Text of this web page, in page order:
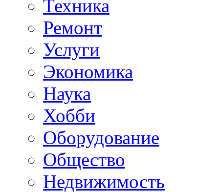
Техника
Ремонт
Услуги
Экономика
Наука
Хобби
Оборудование
Общество
Недвижимость